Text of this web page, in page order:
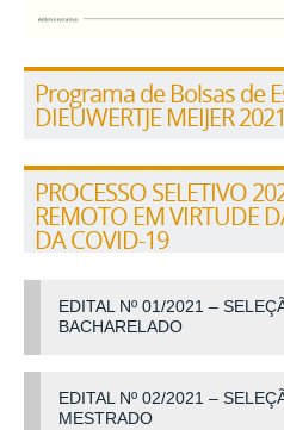
Programa de Bolsas de
DIEUWERTJE MEIJER 2021
PROCESSO SELETIVO
REMOTO EM VIRTUDE
DA COVID-19
EDITAL Nº 01/2021 –
BACHARELADO
EDITAL Nº 02/2021 –
MESTRADO